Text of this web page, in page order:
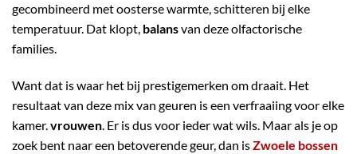
gecombineerd met oosterse warmte, schitteren bij elke
temperatuur. Dat klopt, balansvan deze olfactorische
families.
Want dat is waar het bij prestigemerken om draait. Het
resultaat van deze mix van geuren is een verfraaiing voor elke
kamer.vrouwen. Er is dus voor ieder wat wils. Maar als je op
zoek bent naar een betoverende geur, dan isZwoele bossen